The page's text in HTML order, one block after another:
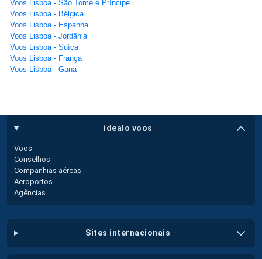
Voos Lisboa - São Tomé e Príncipe
Voos Lisboa - Bélgica
Voos Lisboa - Espanha
Voos Lisboa - Jordânia
Voos Lisboa - Suíça
Voos Lisboa - França
Voos Lisboa - Gana
idealo voos
Voos
Conselhos
Companhias aéreas
Aeroportos
Agências
sites internacionais